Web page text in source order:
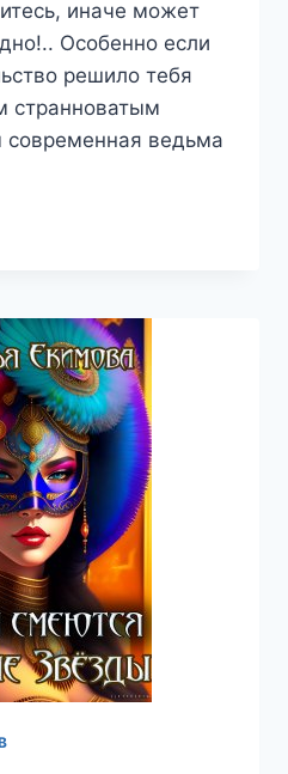
иначе может
Особенно если
решило тебя
странноватым
ведьма